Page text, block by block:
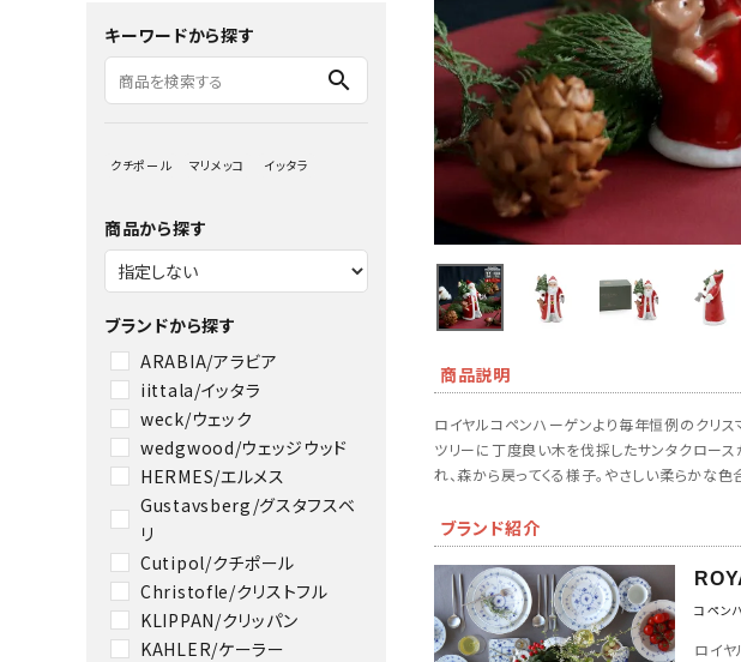
キーワードから探す
search
クチポール マリメッコ イッタラ
商品から探す
ブランドから探す
ARABIA/アラビア
iittala/イッタラ
weck/ウェック
wedgwood/ウェッジウッド
HERMES/エルメス
Gustavsberg/グスタフスベ
リ
Cutipol/クチポール
Christofle/クリストフル
KLIPPAN/クリッパン
KAHLER/ケーラー
商品説明
ロイヤルコペンハーゲンより毎年恒例のクリス
ツリーに丁度良い木を伐採したサンタクロース
れ、森から戻ってくる様子。やさしい柔らかな色
ブランド紹介
コペン
ロイ